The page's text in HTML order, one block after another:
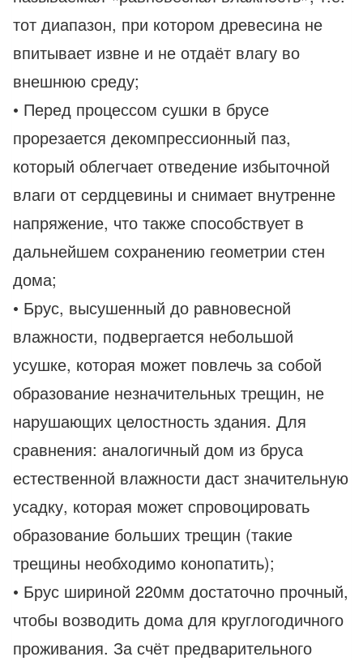
тот диапазон, при котором древесина не
впитывает извне и не отдаёт влагу во
внешнюю среду;
• Перед процессом сушки в брусе
прорезается декомпрессионный паз,
который облегчает отведение избыточной
влаги от сердцевины и снимает внутренне
напряжение, что также способствует в
дальнейшем сохранению геометрии стен
дома;
• Брус, высушенный до равновесной
влажности, подвергается небольшой
усушке, которая может повлечь за собой
образование незначительных трещин, не
нарушающих целостность здания. Для
сравнения: аналогичный дом из бруса
естественной влажности даст значительную
усадку, которая может спровоцировать
образование больших трещин (такие
трещины необходимо конопатить);
• Брус шириной 220мм достаточно прочный,
чтобы возводить дома для круглогодичного
проживания. За счёт предварительного